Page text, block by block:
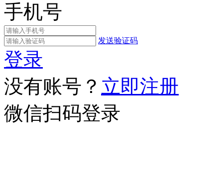
手机号
发送验证码
登录
没有账号？ 立即注册
微信扫码登录